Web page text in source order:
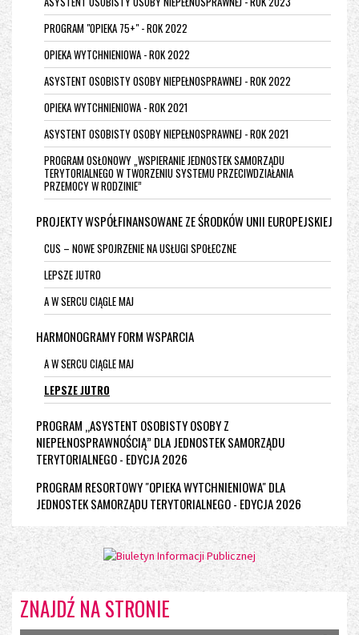
PROGRAM "OPIEKA 75+" - ROK 2022
OPIEKA WYTCHNIENIOWA - ROK 2022
ASYSTENT OSOBISTY OSOBY NIEPEŁNOSPRAWNEJ - ROK 2022
OPIEKA WYTCHNIENIOWA - ROK 2021
ASYSTENT OSOBISTY OSOBY NIEPEŁNOSPRAWNEJ - ROK 2021
PROGRAM OSŁONOWY „WSPIERANIE JEDNOSTEK SAMORZĄDU
TERYTORIALNEGO W TWORZENIU SYSTEMU PRZECIWDZIAŁANIA
PRZEMOCY W RODZINIE”
PROJEKTY WSPÓŁFINANSOWANE ZE ŚRODKÓW UNII EUROPEJSKIEJ
CUS – NOWE SPOJRZENIE NA USŁUGI SPOŁECZNE
LEPSZE JUTRO
A W SERCU CIĄGLE MAJ
HARMONOGRAMY FORM WSPARCIA
A W SERCU CIĄGLE MAJ
LEPSZE JUTRO
PROGRAM „ASYSTENT OSOBISTY OSOBY Z
NIEPEŁNOSPRAWNOŚCIĄ” DLA JEDNOSTEK SAMORZĄDU
TERYTORIALNEGO - EDYCJA 2026
PROGRAM RESORTOWY "OPIEKA WYTCHNIENIOWA" DLA
JEDNOSTEK SAMORZĄDU TERYTORIALNEGO - EDYCJA 2026
ZNAJDŹ NA STRONIE